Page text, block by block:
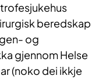
beredskap
og
gjennom Helse
(noko dei ikkje